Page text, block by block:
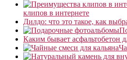
клипов в интернете
Дилдо: что это такое, как
Каким бывает асфальтобетон